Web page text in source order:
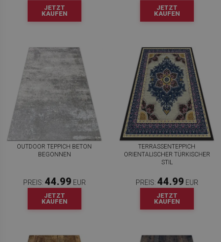
JETZT
KAUFEN
JETZT
KAUFEN
OUTDOOR TEPPICH BETON
BEGONNEN
PREIS: 44.99 EUR
JETZT
KAUFEN
TERRASSENTEPPICH
ORIENTALISCHER TÜRKISCHER
STIL
PREIS: 44.99 EUR
JETZT
KAUFEN